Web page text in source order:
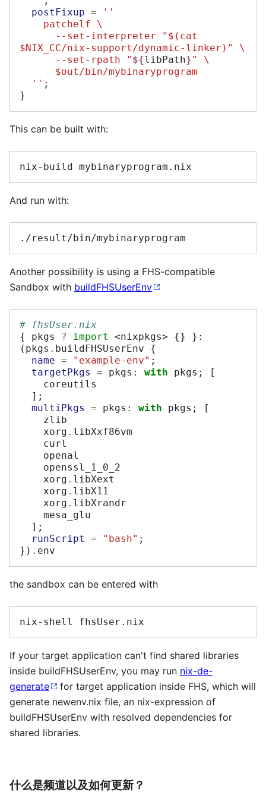
postFixup =
''
    patchelf \
$NIX_CC/nix-support/dynamic-linker)" \
      --set-rpath "
${libPath}" \
      $out/bin/mybinaryprogram
  ''
;
}
This can be built with:
nix-build
And run with:
Another possibility is using a FHS-compatible
Sandbox with buildFHSUserEnv
# fhsUser.nix
{
pkgs ? import <nixpkgs> {}
}:
( pkgs . buildFHSUserEnv {
name = "example-env" ;
targetPkgs
= pkgs : with pkgs ;
[
];
multiPkgs
= pkgs : with pkgs ;
[
    xorg
. libXxf86vm
    xorg
. libXext
    xorg
. libX11
    xorg
. libXrandr
];
runScript
= "bash" ;
}) .
the sandbox can be entered with
nix-shell
If your target application can't find shared libraries
inside buildFHSUserEnv, you may run nix-de-
generate
for target application inside FHS, which will
generate newenv.nix file, an nix-expression of
buildFHSUserEnv with resolved dependencies for
shared libraries.
什么是频道以及如何更新？